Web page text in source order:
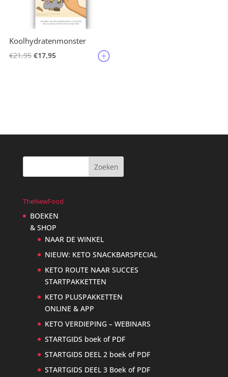
Koolhydratenmonster
€21,95 Oorspronkelijke
€17,95Huidige
TheNewFood
BOEKEN
& SHOP
NAAR DE WINKEL
NIEUW: KETO SNACKBARSPECIAL
KETO ROUTE NAAR SUCCES
STARTPAKKETTEN
KETO PLUSPAKKETTEN
ONLINE & APP
KETO VERDIEPING – WEBINARS
STARTGIDS boek of PDF
STARTGIDS DEEL 2 boek of PDF
STARTGIDS DEEL 3 Boek of PDF